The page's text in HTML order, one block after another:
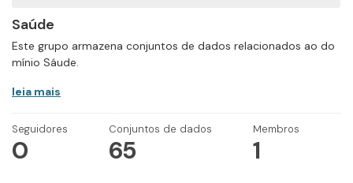
Saúde
Este grupo armazena conjuntos de dados relacionados ao do
mínio Sáude.
leia mais
Seguidores
0
Conjuntos de dados
65
Membros
1